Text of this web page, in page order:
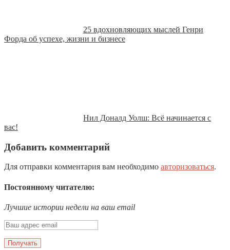
25 вдохновляющих мыслей Генри
Форда об успехе, жизни и бизнесе
Нил Доналд Уолш: Всё начинается с
вас!
Добавить комментарий
Для отправки комментария вам необходимо авторизоваться.
Постоянному читателю:
Лучшие истории недели на ваш email